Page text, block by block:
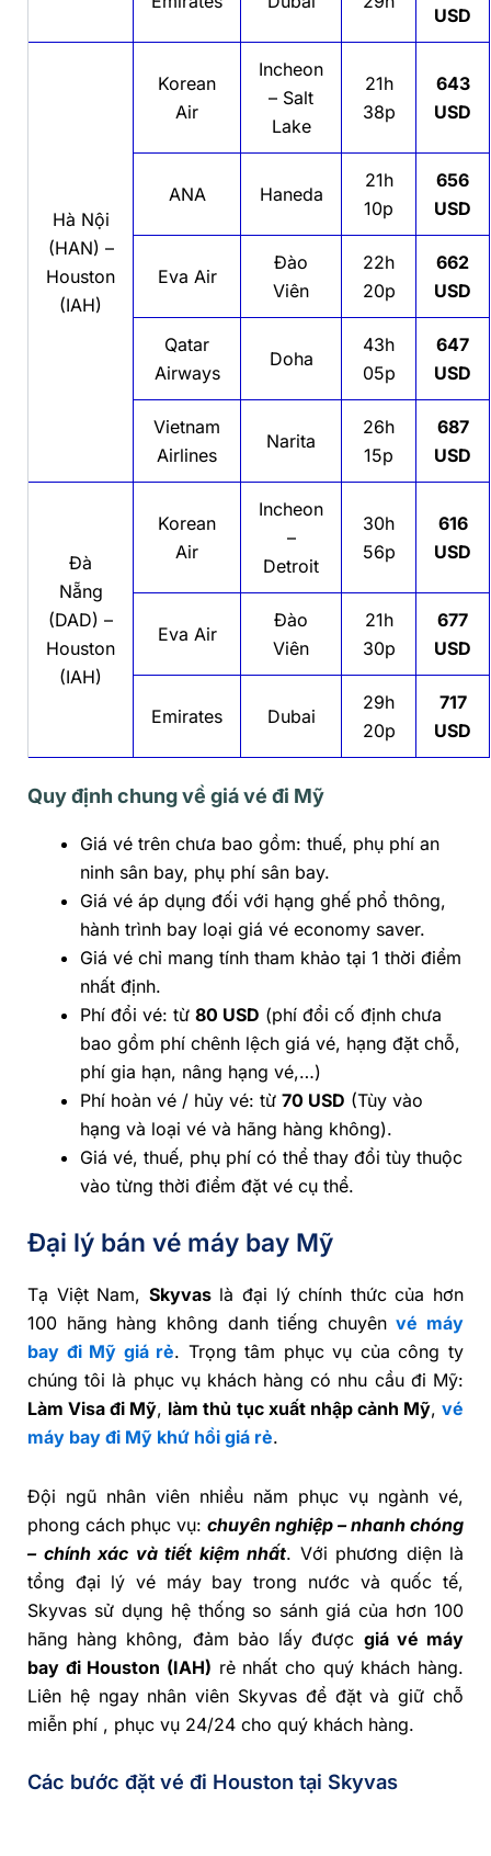
USD
Hà Nội
(HAN) –
Houston
(IAH)
Korean
Air
Incheon
– Salt
Lake
21h
38p
643
USD
ANA Haneda
21h
10p
656
USD
Eva Air
Đào
Viên
22h
20p
662
USD
Qatar
Airways
Doha
43h
05p
647
USD
Vietnam
Airlines
Narita
26h
15p
687
USD
Đà
Nẵng
(DAD) –
Houston
(IAH)
Korean
Air
Incheon
–
Detroit
30h
56p
616
USD
Eva Air
Đào
Viên
21h
30p
677
USD
Emirates Dubai
29h
20p
717
USD
Quy định chung về giá vé đi Mỹ
Giá vé trên chưa bao gồm: thuế, phụ phí an
ninh sân bay, phụ phí sân bay.
Giá vé áp dụng đối với hạng ghế phổ thông,
hành trình bay loại giá vé economy saver.
Giá vé chỉ mang tính tham khảo tại 1 thời điểm
nhất định.
Phí đổi vé: từ 80 USD (phí đổi cố định chưa
bao gồm phí chênh lệch giá vé, hạng đặt chỗ,
phí gia hạn, nâng hạng vé,…)
Phí hoàn vé / hủy vé: từ 70 USD (Tùy vào
hạng và loại vé và hãng hàng không).
Giá vé, thuế, phụ phí có thể thay đổi tùy thuộc
vào từng thời điểm đặt vé cụ thể.
Đại lý bán vé máy bay Mỹ
Tạ Việt Nam, Skyvaslà đại lý chính thức của hơn
100 hãng hàng không danh tiếng chuyênvé máy
bay đi Mỹ giá rẻ. Trọng tâm phục vụ của công ty
chúng tôi là phục vụ khách hàng có nhu cầu đi Mỹ:
Làm Visa đi Mỹ, làm thủ tục xuất nhập cảnh Mỹ,vé
máy bay đi Mỹ khứ hồi giá rẻ.
Đội ngũ nhân viên nhiều năm phục vụ ngành vé,
phong cách phục vụ: chuyên nghiệp – nhanh chóng
– chính xác và tiết kiệm nhất. Với phương diện là
tổng đại lý vé máy bay trong nước và quốc tế,
Skyvas sử dụng hệ thống so sánh giá của hơn 100
hãng hàng không, đảm bảo lấy được giá vé máy
bay đi Houston (IAH) rẻ nhất cho quý khách hàng.
Liên hệ ngay nhân viên Skyvas để đặt và giữ chỗ
miễn phí , phục vụ 24/24 cho quý khách hàng.
Các bước đặt vé đi Houston tại Skyvas